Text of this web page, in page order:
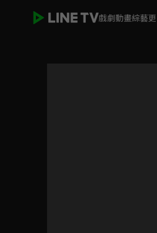
戲劇動畫綜藝